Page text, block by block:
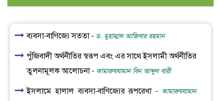
ব্যবসা-বাণিজ্যে সততা - ড. মুহাম্মাদ আজিবার রহমান
পুঁজিবাদী অর্থনীতির স্বরূপ এবং এর সাথে ইসলামী অর্থনীতির
তুলনামূলক আলোচনা - কামারুযযামান বিন আব্দুল বারী
ইসলামে হালাল ব্যবসা-বাণিজ্যের রূপরেখা - কামারুযযামান